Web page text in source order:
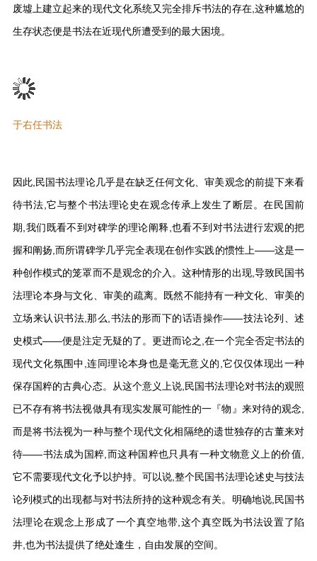
废墟上建立起来的现代文化系统又完全排斥书法的存在,这种尴尬的
生存状态便是书法在近现代所遭受到的最大困境。
于右任书法
因此,民国书法理论几乎是在缺乏任何文化、审美观念的前提下来看
待书法,它与整个书法理论史在观念传承上发生了断层。在民国前
期,我们既看不到对碑学的理论阐释,也看不到对书法进行宏观的把
握和阐扬,而所谓碑学几乎完全表现在创作实践的惯性上——这是一
种创作模式的笼罩而不是观念的介入。这种情形的出现,导致民国书
法理论本身与文化、审美的疏离。既然不能持有一种文化、审美的
立场来认识书法,那么,书法的形而下的话语操作——技法论列、述
史模式——便是注定无疑的了。更进而论之,在一个完全否定书法的
现代文化氛围中,连同理论本身也是毫无意义的,它仅仅体现出一种
保存国粹的古典心态。从这个意义上说,民国书法理论对书法的观照
已不存有将书法视做具有现实发展可能性的一『物』来对待的观念,
而是将书法视为一种与整个现代文化相隔绝的遗世独存的古董来对
待——书法成为国粹,而这种国粹也只具有一种文物意义上的价值,
它不需要现代文化予以护持。可以说,整个民国书法理论述史与技法
论列模式的出现都与对书法所持的这种观念有关。明确地说,民国书
法理论在观念上形成了一个真空地带,这个真空既为书法设置了陷
井,也为书法提供了绝处逢生，自由发展的空间。